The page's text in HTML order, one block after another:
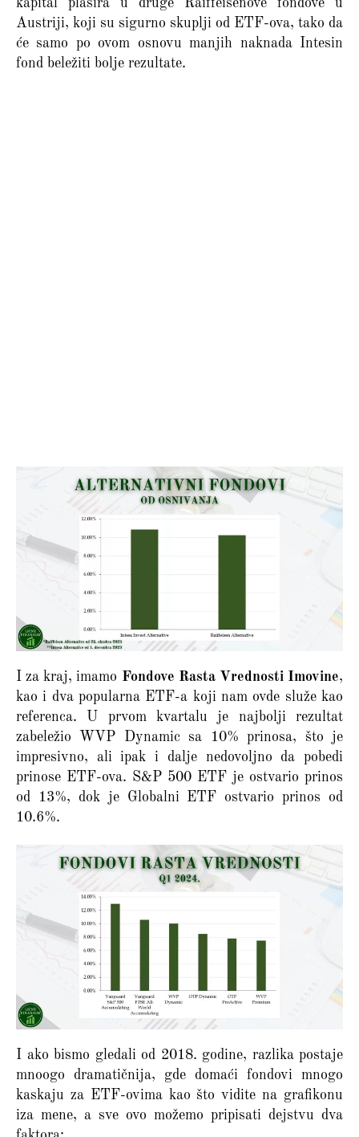
kapital plasira u druge Raiffeisenove fondove u
Austriji, koji su sigurno skuplji od ETF-ova, tako da
će samo po ovom osnovu manjih naknada Intesin
fond beležiti bolje rezultate.
I za kraj, imamo Fondove Rasta Vrednosti Imovine,
kao i dva popularna ETF-a koji nam ovde služe kao
referenca. U prvom kvartalu je najbolji rezultat
zabeležio WVP Dynamic sa 10% prinosa, što je
impresivno, ali ipak i dalje nedovoljno da pobedi
prinose ETF-ova. S&P 500 ETF je ostvario prinos
od 13%, dok je Globalni ETF ostvario prinos od
10.6%.
I ako bismo gledali od 2018. godine, razlika postaje
mnoogo dramatičnija, gde domaći fondovi mnogo
kaskaju za ETF-ovima kao što vidite na grafikonu
iza mene, a sve ovo možemo pripisati dejstvu dva